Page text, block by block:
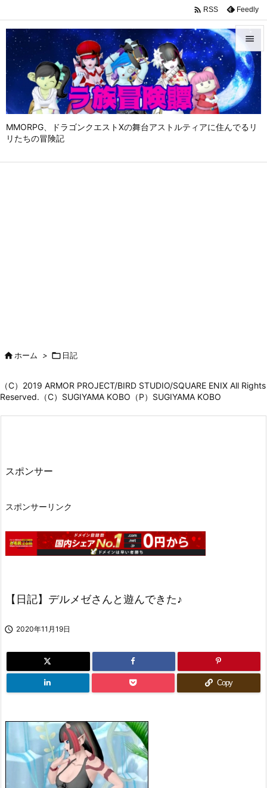
MMORPG、ドラゴンクエストⅩの舞台アストルティアに住んでるリ
リたちの冒険記


メニュ

サイド

 RSS Feedly
ホーム >  日記
（C）2019 ARMOR PROJECT/BIRD STUDIO/SQUARE ENIX All Rights
Reserved.（C）SUGIYAMA KOBO（P）SUGIYAMA KOBO
スポンサー
スポンサーリンク
【日記】デルメゼさんと遊んできた♪
 2020年11月19日
Copy